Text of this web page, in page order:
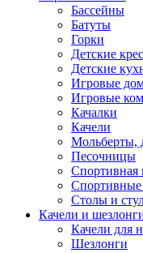
Бассейны
Батуты
Горки
Детские
Детские
Игровые
Игровые
Качалки
Качели
Мольберты,
Песочницы
Спортивная
Столы и
Качели и
Качели для
Шезлонги